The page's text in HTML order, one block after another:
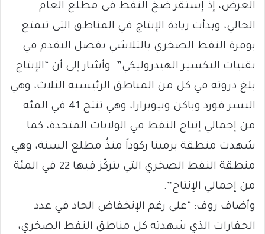
العرض، إذ إستقر ضخ النفط في مطلع العام
الحالي، وبدأت زيادة الإنتاج في المناطق التي تتمتع
بوفرة النفط الصخري بالتلاشي بفضل التقدم في
تقنيات التكسير الهيدروليكي”. وأشار إلى أن “الإنتاج
بلغ ذروته في كل من المناطق الرئيسية الثلاث، وهي
النسر فورد وباكن ونيوبرارا، وهي تنتج 41 في المئة
من إجمالي إنتاج النفط في الولايات المتحدة، كما
شهدت منطقة برمينا ركوداً منذُ مطلع السنة، وهي
منطقة النفط الصخري التي يتركّز فيها 22 في المئة
من إجمالي الإنتاج”.
وأضاف روف: “على رغم الإنخفاض الحاد في عدد
الحفارات الذي شهدته كل مناطق النفط الصخري،